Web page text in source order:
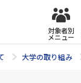
対象者別
メニュー
大学の取り組み